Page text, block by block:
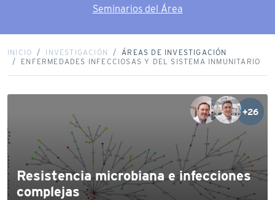
Seminarios del Área
INICIO INVESTIGACIÓN
ÁREAS DE INVESTIGACIÓN
ENFERMEDADES INFECCIOSAS Y DEL SISTEMA INMUNITARIO
+26
Resistencia microbiana e infecciones
complejas